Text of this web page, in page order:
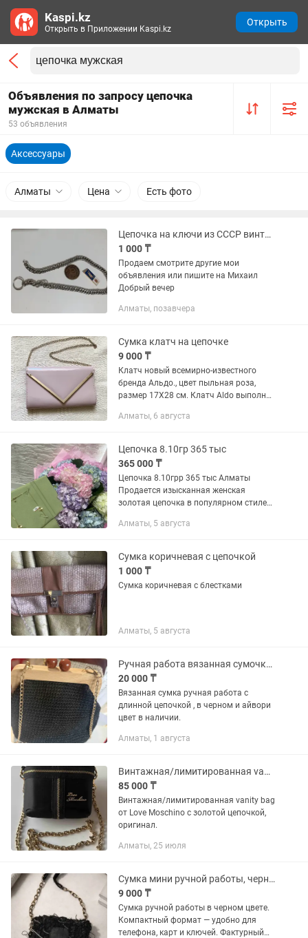
Объявления по запросу цепочка
мужская в Алматы
53 объявления
Аксессуары
Алматы Цена Есть фото
Цепочка на ключи из СССР винтаж
1 000 ₸
Продаем смотрите другие мои
объявления или пишите на Михаил
Добрый вечер
Алматы, позавчера
Сумка клатч на цепочке
9 000 ₸
Клатч новый всемирно-известного
бренда Альдо., цвет пыльная роза,
размер 17Х28 см. Клатч Aldo выполнен
Детали: клапан на магните, внутри
Алматы, 6 августа
Цепочка 8.10гр 365 тыс
365 000 ₸
Цепочка 8.10грр 365 тыс Алматы
Продается изысканная женская
золотая цепочка в популярном стиле
очень стильное украшение, которое
Алматы, 5 августа
Сумка коричневая с цепочкой
1 000 ₸
Сумка коричневая с блестками
Алматы, 5 августа
Ручная работа вязанная сумочка с цепочкой
20 000 ₸
Вязанная сумка ручная работа с
длинной цепочкой , в черном и айвори
цвет в наличии.
Алматы, 1 августа
Винтажная/лимитированная vanity bag от Love Moschino с цепочкой
85 000 ₸
Винтажная/лимитированная vanity bag
от Love Moschino с золотой цепочкой,
оригинал.
Алматы, 25 июля
Сумка мини ручной работы, черная, на цепочке
9 000 ₸
Сумка ручной работы в черном цвете.
Компактный формат — удобно для
телефона, карт и ключей. Фактурный
Kaspi.kz
Открыть в Приложении Kaspi.kz
Открыть